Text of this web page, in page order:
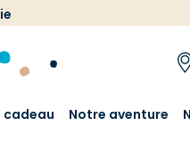
cadeau Notre aventure